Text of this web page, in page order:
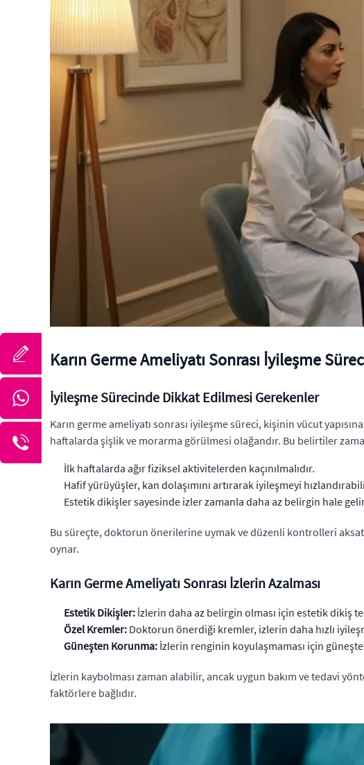
Karın Germe Ameliyatı Sonrası İyileşme
İyileşme Sürecinde Dikkat Edilmesi Gerekenler
Karın germe ameliyatı sonrası iyileşme süreci, kişinin vücut
haftalarda şişlik ve morarma görülmesi olağandır. Bu belirtiler
İlk haftalarda ağır fiziksel aktivitelerden kaçınılmalıdır.
Hafif yürüyüşler, kan dolaşımını artırarak iyileşmeyi
Estetik dikişler sayesinde izler zamanla daha az belirgin hale
Bu süreçte, doktorun önerilerine uymak ve düzenli kontrolleri
oynar.
Karın Germe Ameliyatı Sonrası İzlerin Azalması
Estetik Dikişler: İzlerin daha az belirgin olması için estetik dikiş
Özel Kremler: Doktorun önerdiği kremler, izlerin daha hızlı
Güneşten Korunma: İzlerin renginin koyulaşmaması için
İzlerin kaybolması zaman alabilir, ancak uygun bakım ve tedavi
faktörlere bağlıdır.